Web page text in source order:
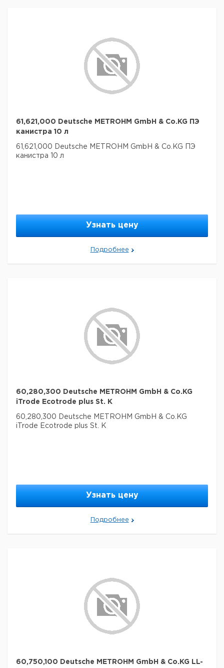
61,621,000 Deutsche METROHM GmbH & Co.KG ПЭ
канистра 10 л
61,621,000 Deutsche METROHM GmbH & Co.KG ПЭ
канистра 10 л
Узнать цену
Подробнее
60,280,300 Deutsche METROHM GmbH & Co.KG
iTrode Ecotrode plus St. K
60,280,300 Deutsche METROHM GmbH & Co.KG
iTrode Ecotrode plus St. K
Узнать цену
Подробнее
60,750,100 Deutsche METROHM GmbH & Co.KG LL-